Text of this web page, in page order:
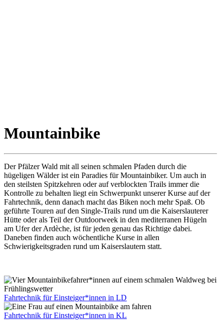
Mountainbike
Der Pfälzer Wald mit all seinen schmalen Pfaden durch die
hügeligen Wälder ist ein Paradies für Mountainbiker. Um auch in
den steilsten Spitzkehren oder auf verblockten Trails immer die
Kontrolle zu behalten liegt ein Schwerpunkt unserer Kurse auf der
Fahrtechnik, denn danach macht das Biken noch mehr Spaß. Ob
geführte Touren auf den Single-Trails rund um die Kaiserslauterer
Hütte oder als Teil der Outdoorweek in den mediterranen Hügeln
am Ufer der Ardèche, ist für jeden genau das Richtige dabei.
Daneben finden auch wöchentliche Kurse in allen
Schwierigkeitsgraden rund um Kaiserslautern statt.
Fahrtechnik für Einsteiger*innen in LD
Fahrtechnik für Einsteiger*innen in KL